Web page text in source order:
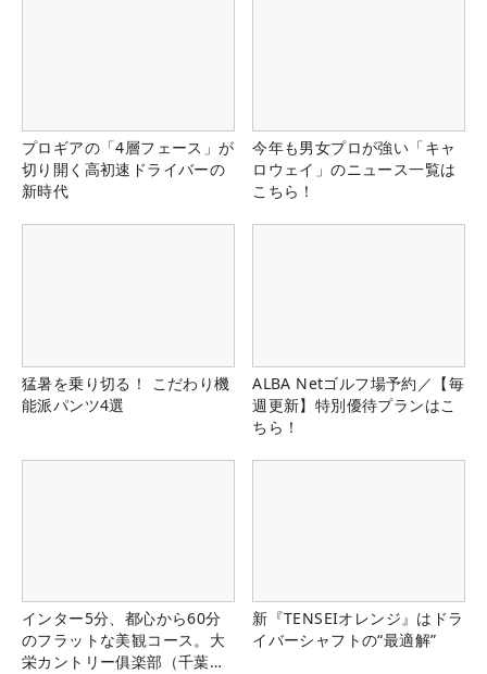
プロギアの「4層フェース」が
切り開く高初速ドライバーの
新時代
今年も男女プロが強い「キャ
ロウェイ」のニュース一覧は
こちら！
猛暑を乗り切る！ こだわり機
能派パンツ4選
ALBA Netゴルフ場予約／【毎
週更新】特別優待プランはこ
ちら！
インター5分、都心から60分
のフラットな美観コース。大
栄カントリー俱楽部（千葉
新『TENSEIオレンジ』はドラ
イバーシャフトの“最適解”